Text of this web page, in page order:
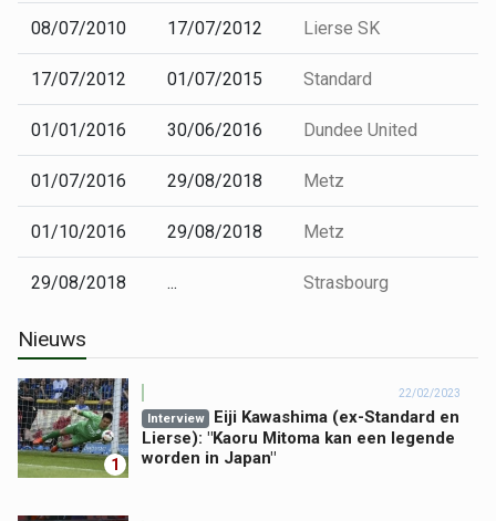
08/07/2010 17/07/2012 Lierse SK
17/07/2012 01/07/2015 Standard
01/01/2016 30/06/2016 Dundee United
01/07/2016 29/08/2018 Metz
01/10/2016 29/08/2018 Metz
29/08/2018 ... Strasbourg
Nieuws
1
22/02/2023
Interview
Eiji Kawashima (ex-Standard en
Lierse): "Kaoru Mitoma kan een legende
worden in Japan"